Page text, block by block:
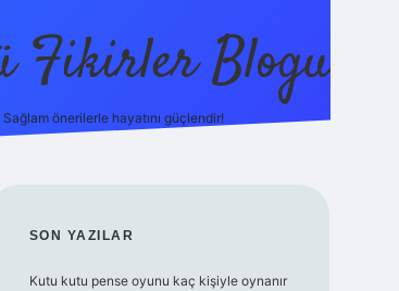
Fikirler Blogu
Sağlam önerilerle hayatını güçlendir!
SIDEBAR
SON YAZILAR
Kutu kutu pense oyunu kaç kişiyle oynanır